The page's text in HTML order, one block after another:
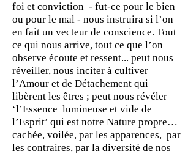
foi et conviction - fut-ce pour le bien
ou pour le mal - nous instruira si l’on
en fait un vecteur de conscience. Tout
ce qui nous arrive, tout ce que l’on
observe écoute et ressent... peut nous
réveiller, nous inciter à cultiver
l’Amour et de Détachement qui
libèrent les êtres ; peut nous révéler
‘l’Essence lumineuse et vide de
l’Esprit’ qui est notre Nature propre…
cachée, voilée, par les apparences, par
les contraires, par la diversité de nos